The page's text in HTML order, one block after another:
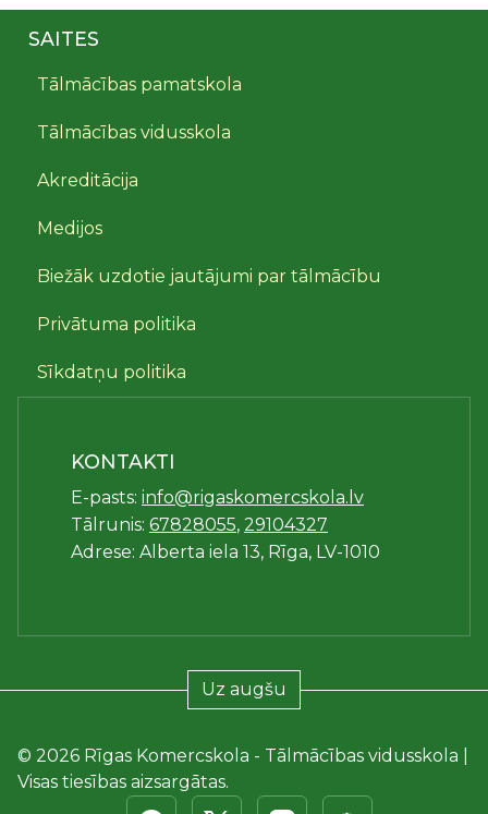
SAITES
Tālmācības pamatskola
Tālmācības vidusskola
Akreditācija
Medijos
Biežāk uzdotie jautājumi par tālmācību
Privātuma politika
Sīkdatņu politika
KONTAKTI
E-pasts: info@rigaskomercskola.lv
Tālrunis: 67828055, 29104327
Adrese: Alberta iela 13, Rīga, LV-1010
Uz augšu
© 2026 Rīgas Komercskola - Tālmācības vidusskola |
Visas tiesības aizsargātas.